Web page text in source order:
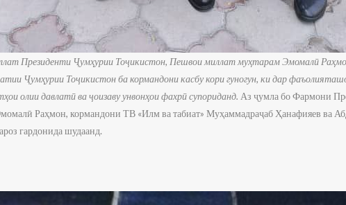
Президенти Ҷумҳурии Тоҷикистон, Пешвои миллат муҳтарам Эмомалӣ
Ҷумҳурии Тоҷикистон ба кормандони касбу кори гуногун, ки дар
олии давлатӣ ва ҷоизаву унвонҳои фахрӣ супориданд. Аз ҷумла бо Фармони
Раҳмон, кормандони ТВ «Илм ва табиат» Муҳаммадраҷаб Ҳанафияев ва
гардонида шудаанд.